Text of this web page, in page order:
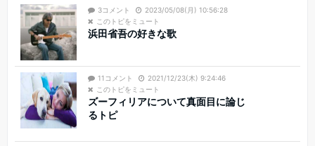
3コメント
2023/05/08(月) 10:56:28
このトピをミュート
浜田省吾の好きな歌
11コメント
2021/12/23(木) 9:24:46
このトピをミュート
ズーフィリアについて真面目に論じ
るトピ